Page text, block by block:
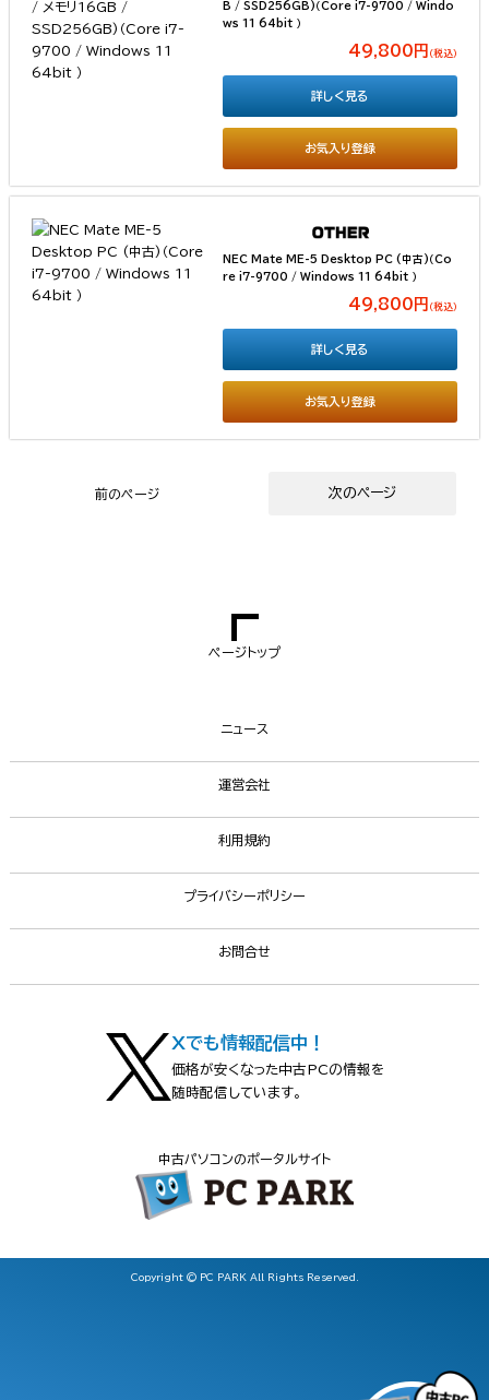
B / SSD256GB)（Core i7-9700 / Windo
ws 11 64bit ）
49,800円 （税込）
お気入り登録
詳しく見る
NEC Mate ME-5 Desktop PC (中古)（Co
re i7-9700 / Windows 11 64bit ）
49,800円 （税込）
お気入り登録
詳しく見る
前のページ 次のページ
ページトップ
ニュース
運営会社
利用規約
プライバシーポリシー
お問合せ
Xでも情報配信中！
価格が安くなった中古PCの情報を
随時配信しています。
中古パソコンのポータルサイト
Copyright © PC PARK All Rights Reserved.